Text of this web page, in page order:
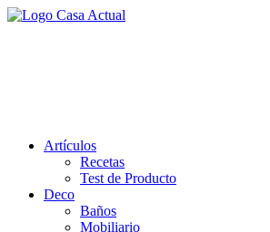
Saltar
Artículos
Recetas
Test de Producto
Deco
Baños
Mobiliario